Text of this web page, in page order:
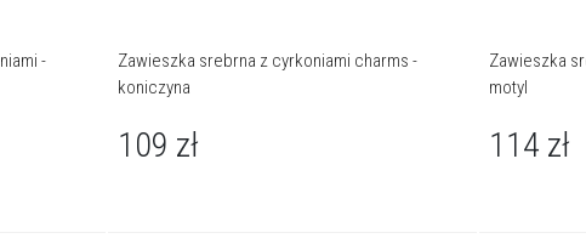
-
Zawieszka srebrna z cyrkoniami charms -
koniczyna
109 zł
Zawieszka
motyl
114 zł